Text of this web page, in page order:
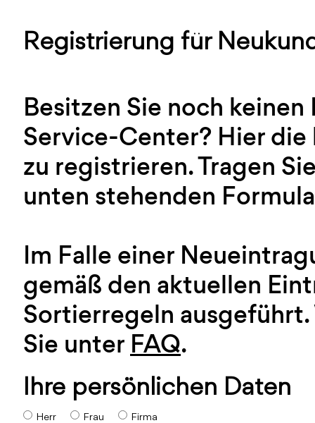
Registrierung für
Besitzen Sie noch
Service-Center? Hier
zu registrieren. Tragen
unten stehenden
Im Falle einer
gemäß den aktuellen
Sortierregeln
Sie unter FAQ.
Ihre persönlichen Daten
Herr Frau Firma